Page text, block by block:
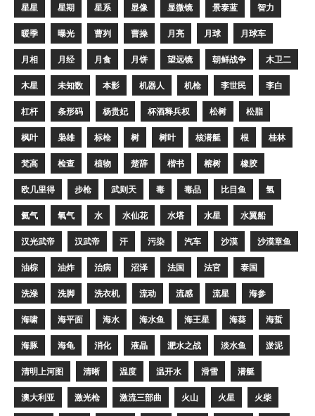
星星 星期 星系 显像 显微镜 景泰蓝 智力
暖季 曝光 曹刿 曹操 月亮 月球 月球车
月相 月经 月食 月饼 望远镜 朝鲜战争 木卫二
木星 未知数 本影 机器人 机枪 李世民 李白
杠杆 条形码 杨贵妃 杯酒释兵权 松树 松脂
枫叶 枭雄 标枪 树 树叶 核潜艇 根 桂林
梵高 检查 植物 楚辞 楷书 榕树 橡胶
欧几里得 步枪 武则天 毒 毒品 比目鱼 氢
氦气 氧气 水 水仙花 水塔 水星 水翼船
汉光武帝 汉武帝 汗 污染 汽车 沙漠 沙漠章鱼
油棕 油炸 治病 沼泽 法国 法官 泰国
洗澡 洗脚 洗衣机 流动 流感 流星 海参
海啸 海平面 海水 海水鱼 海王星 海葵 海蜇
海豚 海龟 消化 液晶 淝水之战 淡水鱼 淤泥
清明上河图 清晰 温度 温开水 滑雪 潜艇
澳大利亚 激光枪 激流三部曲 火山 火星 火柴